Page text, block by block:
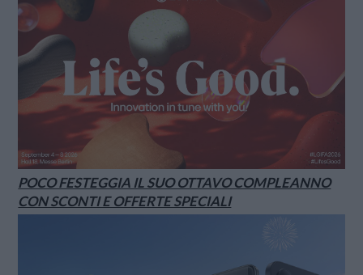
POCO FESTEGGIA IL SUO OTTAVO COMPLEANNO
CON SCONTI E OFFERTE SPECIALI